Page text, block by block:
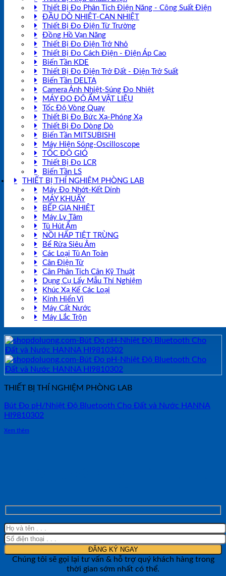
Thiết Bị Đo Phân Tích Điện Năng - Công Suất Điện
ĐẦU DÒ NHIỆT-CAN NHIỆT
Thiết Bị Đo Điện Từ Trường
Đồng Hồ Vạn Năng
Thiết Bị Đo Điện Trở Nhỏ
Thiết Bị Đo Cách Điện - Điện Áp Cao
Biến Tần KDE
Thiết Bị Đo Điện Trở Đất - Điện Trở Suất
Biến Tần DELTA
Camera Ảnh Nhiệt-Súng Đo Nhiệt
MÁY ĐO ĐỘ ẨM VẬT LIỆU
Tốc Độ Vòng Quay
Thiết Bị Đo Bức Xạ-Phóng Xạ
Thiết Bị Đo Dòng Dò
Biến Tần MITSUBISHI
Máy Hiện Sóng-Oscilloscope
TỐC ĐỘ GIÓ
Thiết Bị Đo LCR
Biến Tần LS
THIẾT BỊ THÍ NGHIỆM PHÒNG LAB
Máy Đo Nhớt-Kết Dính
MÁY KHUẤY
BẾP GIA NHIỆT
Máy Ly Tâm
Tủ Hút Ẩm
NỒI HẤP TIỆT TRÙNG
Bể Rửa Siêu Âm
Các Loại Tủ An Toàn
Cân Điện Tử
Cân Phân Tích Cân Kỹ Thuật
Dụng Cụ Lấy Mẫu Thí Nghiệm
Khúc Xạ Kế Các Loại
Kính Hiển Vi
Máy Cất Nước
Máy Lắc Trộn
THIẾT BỊ THÍ NGHIỆM PHÒNG LAB
Bút Đo pH/Nhiệt Độ Bluetooth Cho Đất và Nước HANNA
HI9810302
Xem thêm
Chúng tôi sẽ gọi lại tư vấn & hỗ trợ quý khách hàng trong
thời gian sớm nhất có thể.